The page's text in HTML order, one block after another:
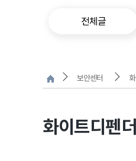
전체글
보안센터
화이트디펜